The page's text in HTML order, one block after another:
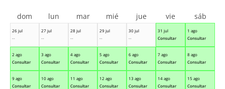
26 jul
--
27 jul
--
28 jul
--
29 jul
--
30 jul
--
31 jul
Consultar
1 ago
Consultar
2 ago
Consultar
3 ago
Consultar
4 ago
Consultar
5 ago
Consultar
6 ago
Consultar
7 ago
Consultar
8 ago
Consultar
9 ago
Consultar
10 ago
Consultar
11 ago
Consultar
12 ago
Consultar
13 ago
Consultar
14 ago
Consultar
15 ago
Consultar
dom lun mar mié jue vie sáb